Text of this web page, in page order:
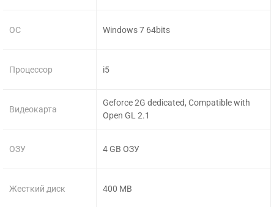
ОС
Процессор
Видеокарта
ОЗУ
Жесткий диск
Windows 7 64bits
i5
Geforce 2G dedicated, Compatible with
Open GL 2.1
4 GB ОЗУ
400 MB